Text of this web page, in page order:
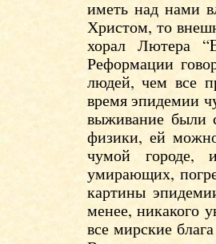
иметь над нами
Христом, то
хорал Лютера
Реформации
людей, чем все
время эпидемии
выживание были
физики, ей
чумой городе,
умирающих,
картины
менее, никакого
все мирские